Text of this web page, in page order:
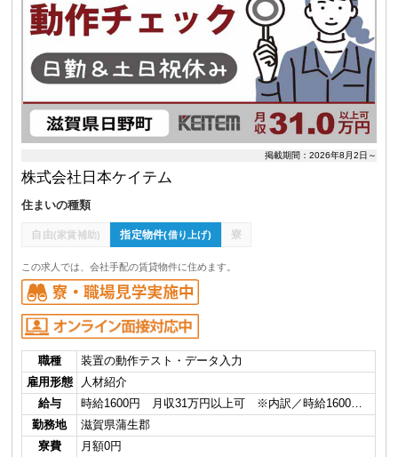
掲載期間：2026年8月2日～
株式会社日本ケイテム
住まいの種類
自由(家賃補助) 指定物件(借り上げ) 寮
この求人では、会社手配の賃貸物件に住めます。
職種
装置の動作テスト・データ入力
雇用形態
人材紹介
給与
時給1600円 月収31万円以上可 ※内訳／時給1600…
勤務地
滋賀県蒲生郡
寮費
月額0円